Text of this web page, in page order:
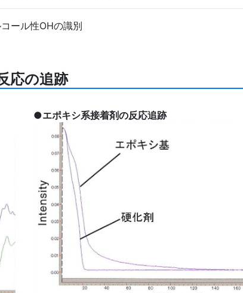
ール性OHの識別
応の追跡
●エポキシ系接着剤の反応追跡